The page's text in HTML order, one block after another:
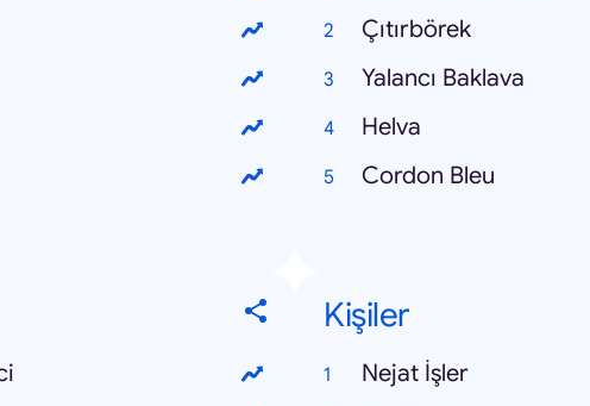
Çıtırbörek
Yalancı Baklava
Helva
Cordon Bleu
Kişiler
Nejat İşler